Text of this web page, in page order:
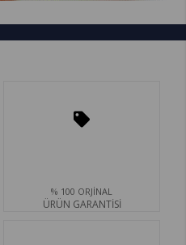
% 100 ORJİNAL
ÜRÜN GARANTİSİ